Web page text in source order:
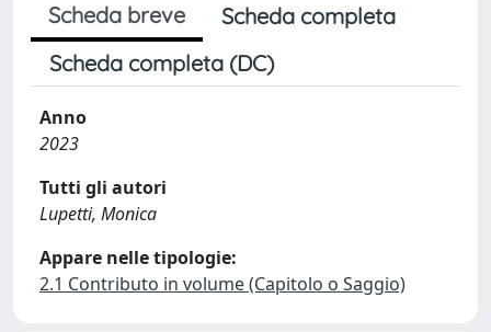
Scheda breve
Scheda completa
Scheda completa (DC)
Anno
2023
Tutti gli autori
Lupetti, Monica
Appare nelle tipologie:
2.1 Contributo in volume (Capitolo o Saggio)